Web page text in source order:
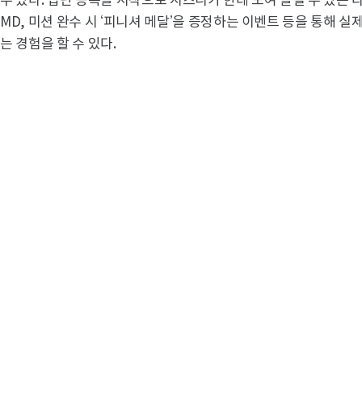
MD, 미션 완수 시 ‘피니셔 메달’을 증정하는 이벤트 등을 통해
는 경험을 할 수 있다.